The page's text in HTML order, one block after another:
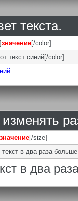
текста.
]значение[/color]
текст синий[/color]
изменять
значение[/size]
текст в два раза
в два